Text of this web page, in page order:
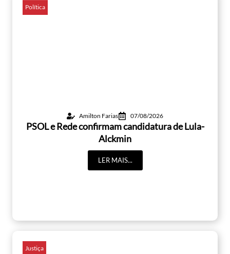
Política
Amilton Farias 07/08/2026
PSOL e Rede confirmam candidatura de Lula-
Alckmin
LER MAIS...
Justiça